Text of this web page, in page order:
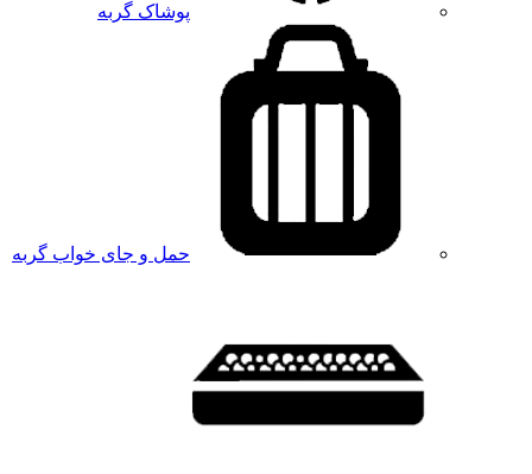
پوشاک گربه
حمل و جای خواب گربه